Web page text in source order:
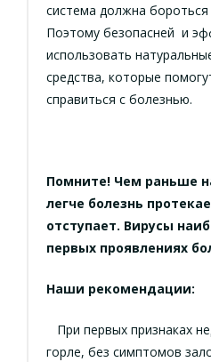
система должна бороться
Поэтому безопасней и
использовать
средства, которые
справиться с болезнью.
Помните! Чем раньше
легче болезнь
отступает. Вирусы
первых проявлениях
Наши рекомендации:
При первых признаках
горле, без симптомов